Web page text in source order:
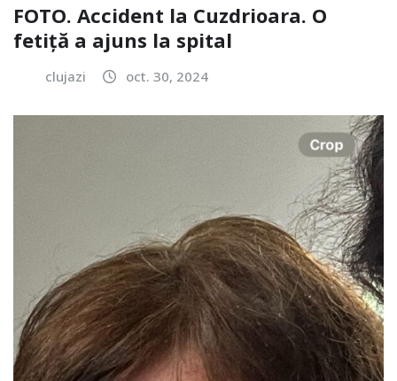
FOTO. Accident la Cuzdrioara. O
fetiță a ajuns la spital
clujazi oct. 30, 2024